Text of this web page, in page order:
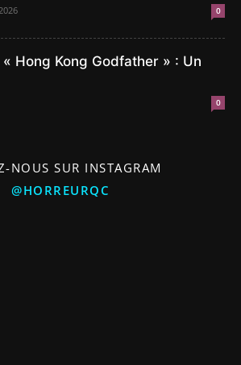
0
Hong Kong Godfather » : Un
0
NOUS SUR INSTAGRAM
@HORREURQC